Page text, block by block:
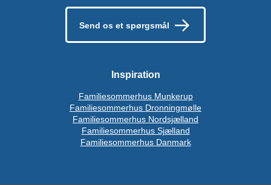
Send os et spørgsmål
Inspiration
Familiesommerhus Munkerup
Familiesommerhus Dronningmølle
Familiesommerhus Nordsjælland
Familiesommerhus Sjælland
Familiesommerhus Danmark